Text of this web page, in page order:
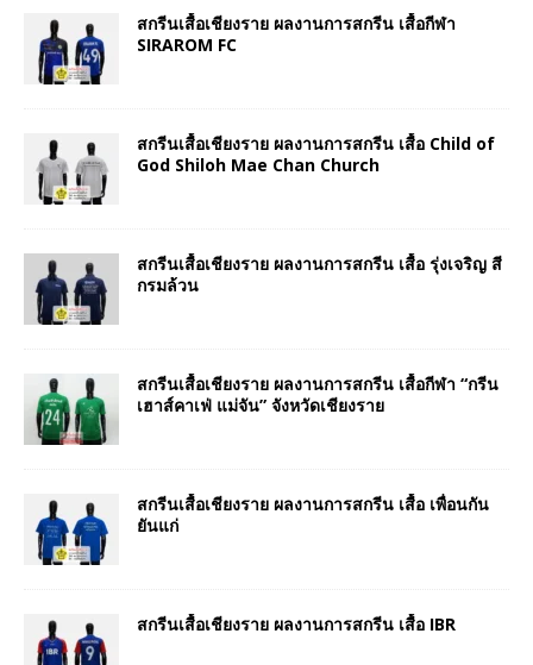
สกรีนเสื้อเชียงราย ผลงานการสกรีน เสื้อกีฬา
SIRAROM FC
สกรีนเสื้อเชียงราย ผลงานการสกรีน เสื้อ Child of
God Shiloh Mae Chan Church
สกรีนเสื้อเชียงราย ผลงานการสกรีน เสื้อ รุ่งเจริญ สี
กรมล้วน
สกรีนเสื้อเชียงราย ผลงานการสกรีน เสื้อกีฬา “กรีน
เฮาส์คาเฟ่ แม่จัน” จังหวัดเชียงราย
สกรีนเสื้อเชียงราย ผลงานการสกรีน เสื้อ เพื่อนกัน
ยันแก่
สกรีนเสื้อเชียงราย ผลงานการสกรีน เสื้อ IBR